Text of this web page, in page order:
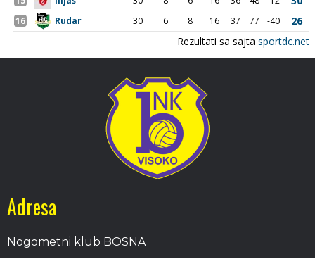
Adresa
Nogometni klub BOSNA